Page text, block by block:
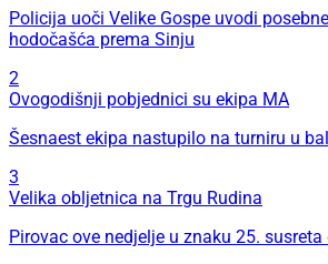
Policija uoči Velike Gospe uvodi
hodočašća prema Sinju
2
Ovogodišnji pobjednici su ekipa MA
Šesnaest ekipa nastupilo na turniru u
3
Velika obljetnica na Trgu Rudina
Pirovac ove nedjelje u znaku 25.